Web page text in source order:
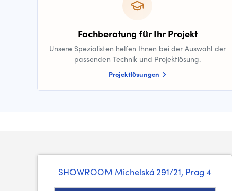
Fachberatung für Ihr Projekt
Unsere Spezialisten helfen Ihnen bei der Auswahl der
passenden Technik und Projektlösung.
Projektlösungen
SHOWROOM Michelská 291/21, Prag 4